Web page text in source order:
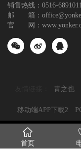
销售热线：0516-
邮 箱：
官 网：
青之也
移动端APP下载2
© 2021 版权所有：徐
网站地图
首页